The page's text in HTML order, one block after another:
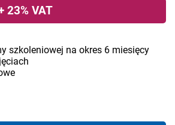
23% VAT
szkoleniowej na okres 6 miesięcy